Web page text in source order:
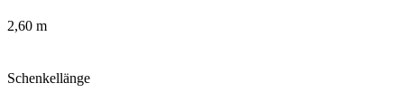
2,60 m
Schenkellänge